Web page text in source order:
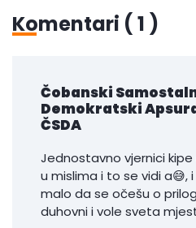
Komentari (1 )
Čobanski
Demokratski
ČSDA
Jednostavno vjernici
u mislima i to se vidi
malo da se očešu o
duhovni i vole sveta